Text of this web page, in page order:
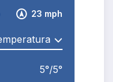
23 mph
5°/5°